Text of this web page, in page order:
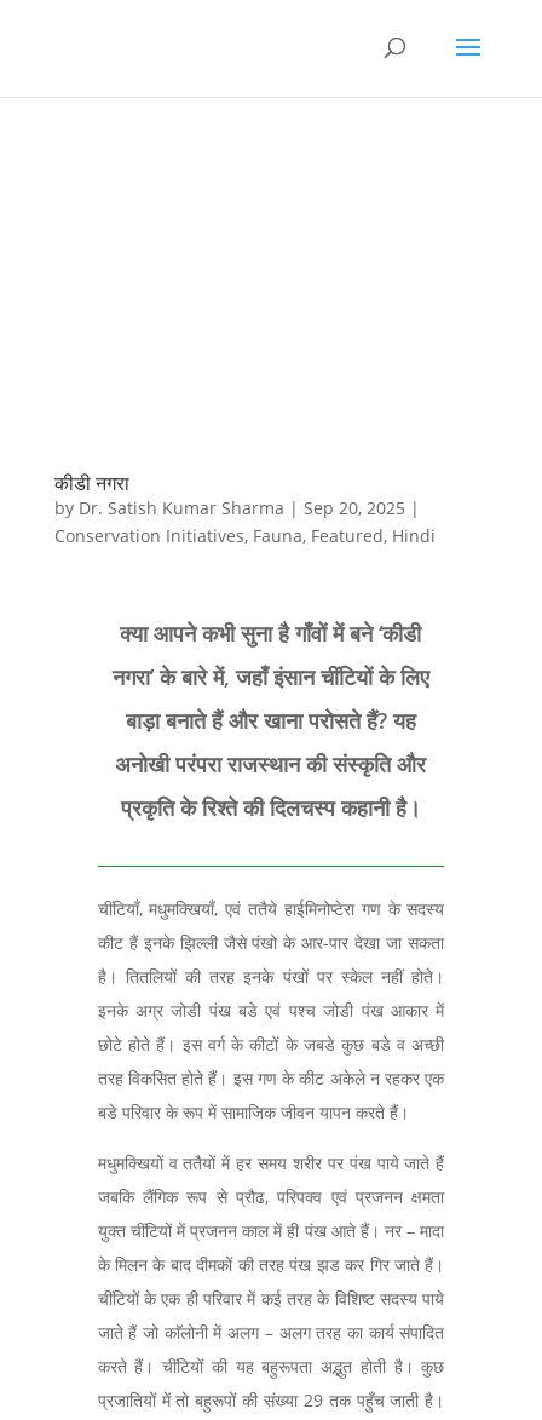
कीडी नगरा
by Dr. Satish Kumar Sharma | Sep 20, 2025 |
Conservation Initiatives, Fauna, Featured, Hindi
क्या आपने कभी सुना है गाँवों में बने ‘कीडी
नगरा’ के बारे में, जहाँ इंसान चींटियों के लिए
बाड़ा बनाते हैं और खाना परोसते हैं? यह
अनोखी परंपरा राजस्थान की संस्कृति और
प्रकृति के रिश्ते की दिलचस्प कहानी है।
चींटियाँ, मधुमक्खियाँ, एवं ततैये हाईमिनोप्टेरा गण के सदस्य
कीट हैं इनके झिल्ली जैसे पंखो के आर-पार देखा जा सकता
है। तितलियों की तरह इनके पंखों पर स्केल नहीं होते।
इनके अग्र जोडी पंख बडे एवं पश्च जोडी पंख आकार में
छोटे होते हैं। इस वर्ग के कीटों के जबडे कुछ बडे व अच्छी
तरह विकसित होते हैं। इस गण के कीट अकेले न रहकर एक
बडे परिवार के रूप में सामाजिक जीवन यापन करते हैं।
मधुमक्खियों व ततैयों में हर समय शरीर पर पंख पाये जाते हैं
जबकि लैंगिक रूप से प्रौढ, परिपक्व एवं प्रजनन क्षमता
युक्त चींटियों में प्रजनन काल में ही पंख आते हैं। नर – मादा
के मिलन के बाद दीमकों की तरह पंख झड कर गिर जाते हैं।
चींटियों के एक ही परिवार में कई तरह के विशिष्ट सदस्य पाये
जाते हैं जो काॅलोनी में अलग – अलग तरह का कार्य संपादित
करते हैं। चींटियों की यह बहुरूपता अद्भुत होती है। कुछ
प्रजातियों में तो बहुरूपों की संख्या 29 तक पहुँच जाती है।